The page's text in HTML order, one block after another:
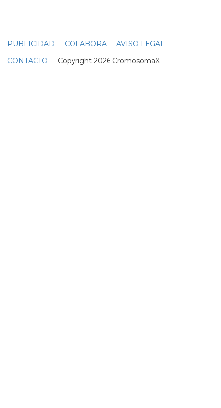
PUBLICIDAD COLABORA
AVISO LEGAL
CONTACTO Copyright 2026 CromosomaX